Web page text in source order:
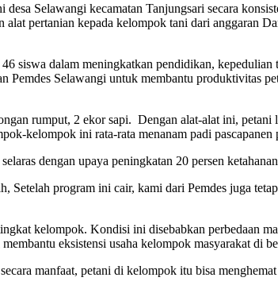
Selawangi kecamatan Tanjungsari secara
pertanian kepada kelompok tani dari anggaran
siswa dalam meningkatkan pendidikan, kepedulian
Selawangi untuk membantu produktivitas
rumput, 2 ekor sapi. Dengan alat-alat ini, petani
kelompok ini rata-rata menanam padi
dengan upaya peningkatan 20 persen
Setelah program ini cair, kami dari Pemdes juga
kelompok. Kondisi ini disebabkan perbedaan
eksistensi usaha kelompok masyarakat di
manfaat, petani di kelompok itu bisa